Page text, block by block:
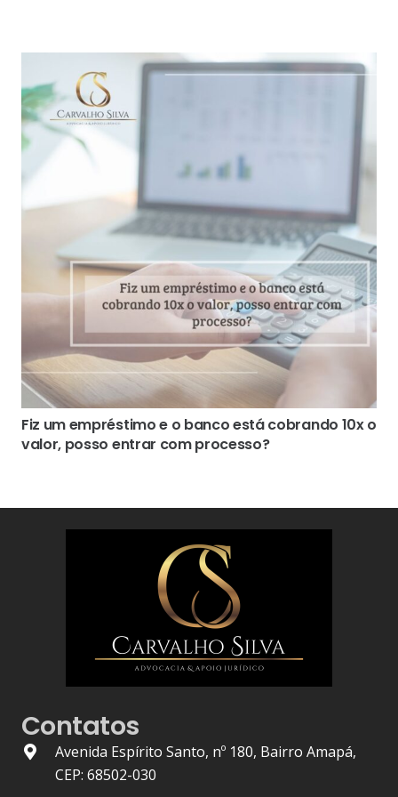
Fiz um empréstimo e o banco está cobrando 10x o
valor, posso entrar com processo?
Contatos
Avenida Espírito Santo, nº 180, Bairro Amapá,
CEP: 68502-030